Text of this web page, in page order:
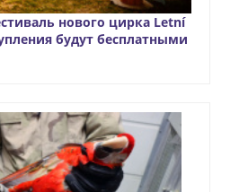
нового цирка Letní
будут бесплатными